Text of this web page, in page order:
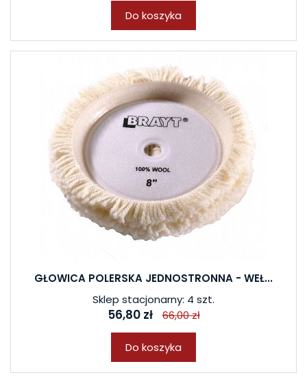
Do koszyka
GŁOWICA POLERSKA JEDNOSTRONNA - WEŁ...
Sklep stacjonarny: 4 szt.
56,80 zł 66,00 zł
Do koszyka